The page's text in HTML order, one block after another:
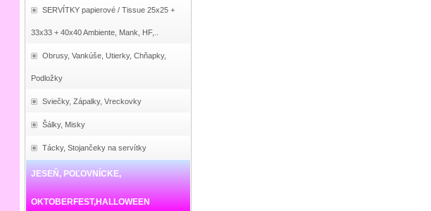
SERVÍTKY papierové / Tissue 25x25 +
33x33 + 40x40 Ambiente, Mank, HF,..
Obrusy, Vankúše, Utierky, Chňapky,
Podložky
Sviečky, Zápalky, Vreckovky
Šálky, Misky
Tácky, Stojančeky na servítky
JESEŇ, POĽOVNÍCKE,
OKTOBERFEST,HALLOWEEN